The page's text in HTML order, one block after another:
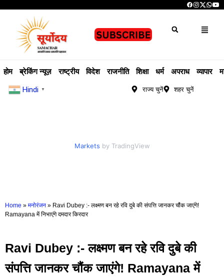
होम ब्रेकिंग न्यूज़ राष्ट्रीय विदेश राजनीति शिक्षा धर्म अपराध व्यापार
Hindi ▼ राज्य चुनें शहर चुनें
Markets by TradingView
Home » मनोरंजन » Ravi Dubey :- लक्ष्मण बन रहे रवि दुबे की संपत्ति जानकर चौंक जाएंगे!
Ramayana में निभाएंगे दमदार किरदार
Ravi Dubey :- लक्ष्मण बन रहे रवि दुबे की
संपत्ति जानकर चौंक जाएंगे! Ramayana में